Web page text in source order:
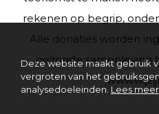
rekenen op begrip,
Alle donaties worden
gezonde samenleving
Deze website maakt gebruik
vergroten van het
analysedoeleinden. Lees meer